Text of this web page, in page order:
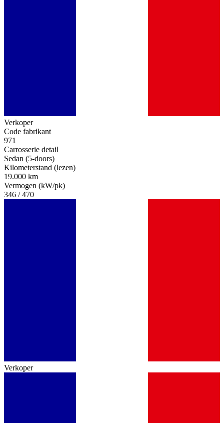
Verkoper
Code fabrikant
971
Carrosserie detail
Sedan (5-doors)
Kilometerstand (lezen)
19.000 km
Vermogen (kW/pk)
346 / 470
Verkoper